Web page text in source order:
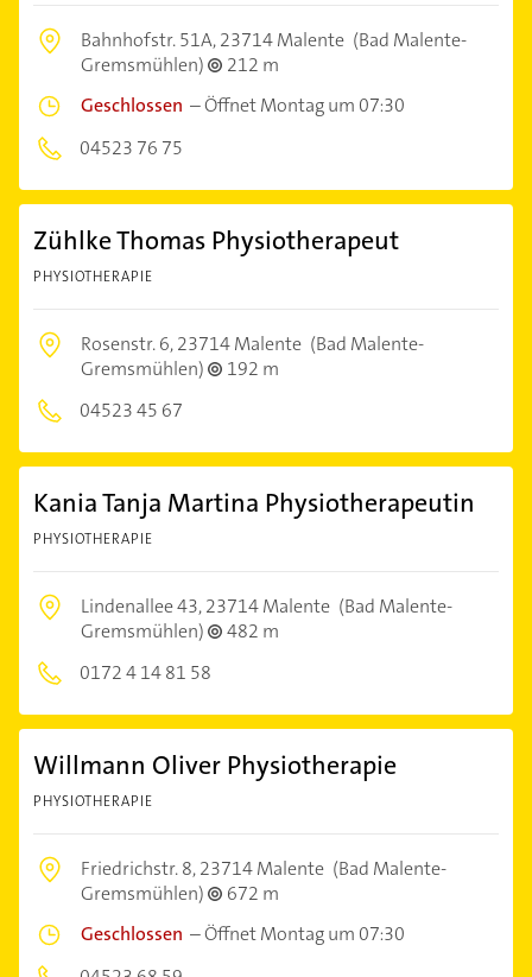
Bahnhofstr. 51A,23714 Malente (Bad Malente-
Gremsmühlen)
212 m
Geschlossen –Öffnet Montag um 07:30
04523 76 75
Zühlke Thomas Physiotherapeut
PHYSIOTHERAPIE
Rosenstr. 6,23714 Malente (Bad Malente-
Gremsmühlen)
192 m
04523 45 67
Kania Tanja Martina Physiotherapeutin
PHYSIOTHERAPIE
Lindenallee 43,23714 Malente (Bad Malente-
Gremsmühlen)
482 m
0172 4 14 81 58
Willmann Oliver Physiotherapie
PHYSIOTHERAPIE
Friedrichstr. 8,23714 Malente (Bad Malente-
Gremsmühlen)
672 m
Geschlossen –Öffnet Montag um 07:30